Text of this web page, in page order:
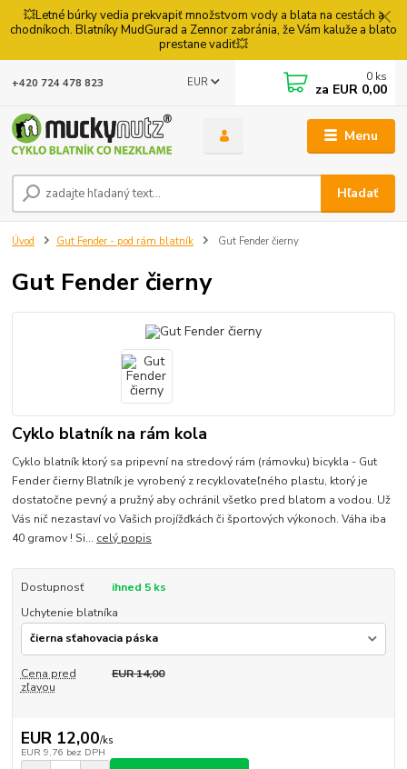
💥Letné búrky vedia prekvapiť množstvom vody a blata na cestách a
chodníkoch. Blatníky MudGurad a Zennor zabránia, že Vám kaluže a blato
prestane vadiť💥
Menu
EUR
Hľadať
+420 724 478 823 0 ks
za EUR 0,00
Úvod Gut Fender - pod rám blatník Gut Fender čierny
Gut Fender čierny
Cyklo blatník na rám kola
Cyklo blatník ktorý sa pripevní na stredový rám (rámovku) bicykla - Gut
Fender čierny Blatník je vyrobený z recyklovateľného plastu, ktorý je
dostatočne pevný a pružný aby ochránil všetko pred blatom a vodou. Už
Vás nič nezastaví vo Vašich projížďkách či športových výkonoch. Váha iba
40 gramov ! Si... celý popis
Dostupnosť
ihned 5 ks
Uchytenie blatníka
Cena pred
zľavou
EUR 14,00
EUR 12,00/ks
EUR 9,76 bez DPH